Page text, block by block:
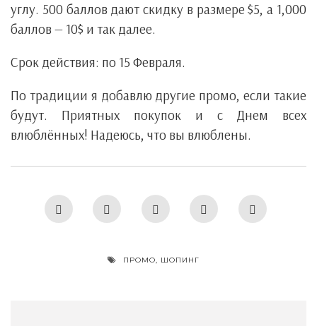
углу. 500 баллов дают скидку в размере $5, а 1,000
баллов — 10$ и так далее.
Срок действия: по 15 Февраля.
По традиции я добавлю другие промо, если такие
будут. Приятных покупок и с Днем всех
влюблённых! Надеюсь, что вы влюблены.
ПРОМО, ШОПИНГ